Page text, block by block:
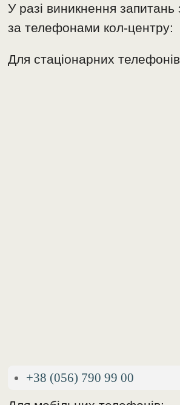
У разі виникнення запитань
за телефонами кол-центру:
Для стаціонарних
+38 (056) 790 99 00